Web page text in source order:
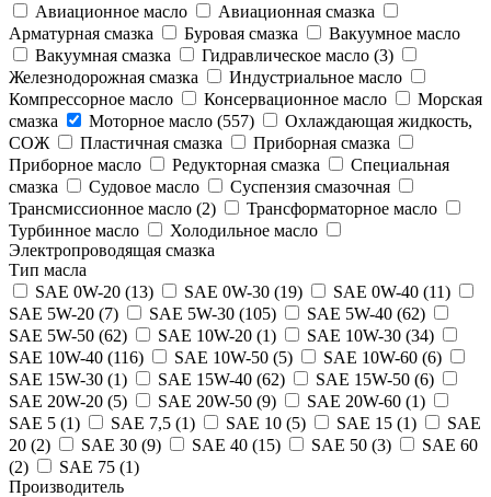
Авиационное масло
Авиационная смазка
Арматурная смазка
Буровая смазка
Вакуумное масло
Вакуумная смазка
Гидравлическое масло (3)
Железнодорожная смазка
Индустриальное масло
Компрессорное масло
Консервационное масло
Морская
смазка
Моторное масло (557)
Охлаждающая жидкость,
СОЖ
Пластичная смазка
Приборная смазка
Приборное масло
Редукторная смазка
Специальная
смазка
Судовое масло
Суспензия смазочная
Трансмиссионное масло (2)
Трансформаторное масло
Турбинное масло
Холодильное масло
Электропроводящая смазка
Тип масла
SAE 0W-20 (13)
SAE 0W-30 (19)
SAE 0W-40 (11)
SAE 5W-20 (7)
SAE 5W-30 (105)
SAE 5W-40 (62)
SAE 5W-50 (62)
SAE 10W-20 (1)
SAE 10W-30 (34)
SAE 10W-40 (116)
SAE 10W-50 (5)
SAE 10W-60 (6)
SAE 15W-30 (1)
SAE 15W-40 (62)
SAE 15W-50 (6)
SAE 20W-20 (5)
SAE 20W-50 (9)
SAE 20W-60 (1)
SAE 5 (1)
SAE 7,5 (1) SAE 10 (5) SAE 15 (1)
SAE
20 (2)
SAE 30 (9) SAE 40 (15) SAE 50 (3)
SAE 60
(2)
SAE 75 (1)
Производитель